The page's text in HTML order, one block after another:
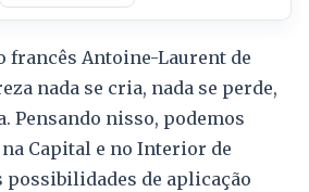
francês Antoine-Laurent de
nada se cria, nada se perde,
Pensando nisso, podemos
Capital e no Interior de
possibilidades de aplicação